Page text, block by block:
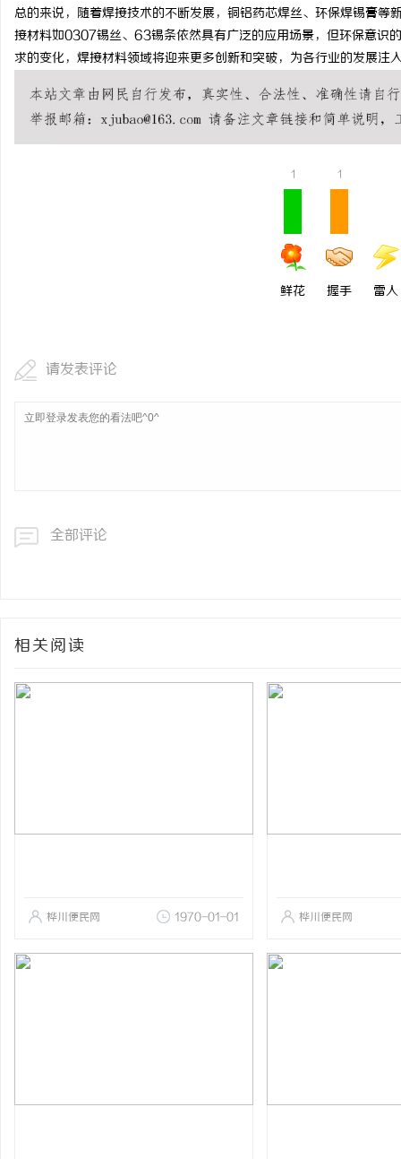
总的来说，随着焊接技术的不断发展，铜铝药芯焊丝、环保焊锡膏
接材料如0307锡丝、63锡条依然具有广泛的应用场景，但环保意识
求的变化，焊接材料领域将迎来更多创新和突破，为各行业的发展注
1
鲜花
1
握手 雷人
请发表评论
全部评论
相关阅读
桦川便民网 1970-01-01 桦川便民网
汉配眼镜 上海配眼镜 武汉配眼镜 上海配眼镜